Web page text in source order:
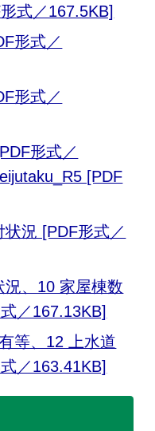
式／167.5KB]
形式／
形式／
形式／
[PDF
況 [PDF形式／
、10 家屋棟数
／167.13KB]
等、12 上水道
／163.41KB]